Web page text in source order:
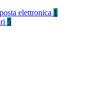
elettronica 1
5